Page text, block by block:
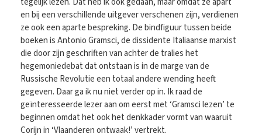
en bij een verschillende uitgever verschenen zijn, verdienen
ze ook een aparte bespreking. De bindfiguur tussen beide
boeken is Antonio Gramsci, de dissidente Italiaanse marxist
die door zijn geschriften van achter de tralies het
hegemoniedebat dat ontstaan is in de marge van de
Russische Revolutie een totaal andere wending heeft
gegeven. Daar ga ik nu niet verder op in. Ik raad de
geïnteresseerde lezer aan om eerst met ‘Gramsci lezen’ te
beginnen omdat het ook het denkkader vormt van waaruit
Corijn in ‘Vlaanderen ontwaak!’ vertrekt.